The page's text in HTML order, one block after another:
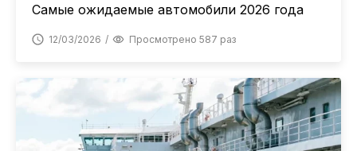
Самые ожидаемые автомобили 2026 года
12/03/2026 Просмотрено 587 раз